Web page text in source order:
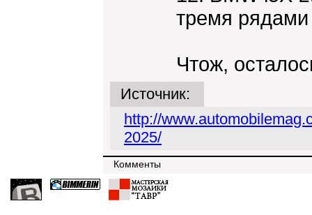
тремя рядами
Чтож,
Источник:
http://
2025/
Комменты